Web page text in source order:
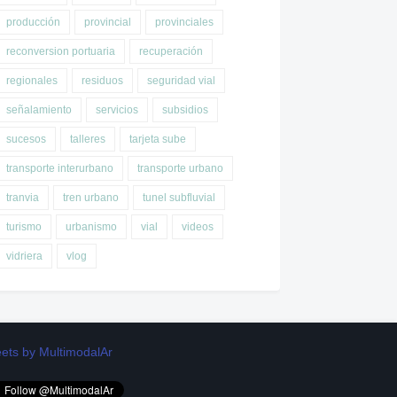
producción provincial provinciales
reconversion portuaria recuperación
regionales residuos seguridad vial
señalamiento servicios subsidios
sucesos talleres tarjeta sube
transporte interurbano transporte urbano
tranvia tren urbano tunel subfluvial
turismo urbanismo vial videos
vidriera vlog
by MultimodalAr